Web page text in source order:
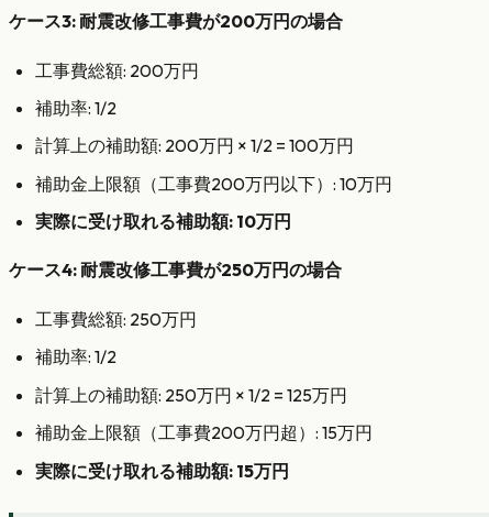
ケース3: 耐震改修工事費が200万円の場合
工事費総額: 200万円
補助率: 1/2
計算上の補助額: 200万円 × 1/2 = 100万円
補助金上限額（工事費200万円以下）: 10万円
実際に受け取れる補助額: 10万円
ケース4: 耐震改修工事費が250万円の場合
工事費総額: 250万円
補助率: 1/2
計算上の補助額: 250万円 × 1/2 = 125万円
補助金上限額（工事費200万円超）: 15万円
実際に受け取れる補助額: 15万円